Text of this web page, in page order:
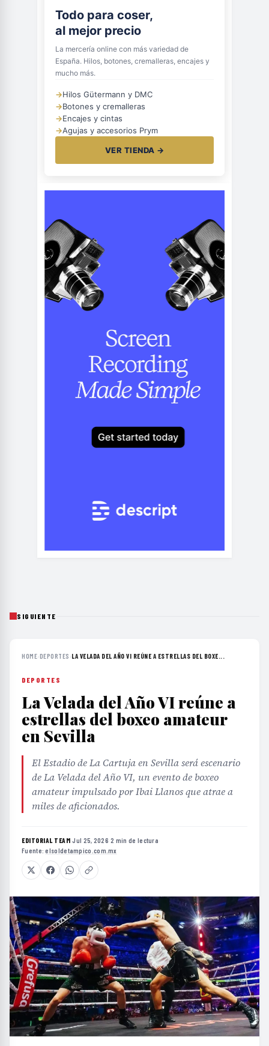
Todo para coser,
al mejor precio
La mercería online con más variedad de
España. Hilos, botones, cremalleras, encajes y
mucho más.
→Hilos Gütermann y DMC
→Botones y cremalleras
→Encajes y cintas
→Agujas y accesorios Prym
VER TIENDA →
SIGUIENTE
HOME›DEPORTES ›LA VELADA DEL AÑO VI REÚNE A ESTRELLAS DEL BOXE...
DEPORTES
La Velada del Año VI reúne a
estrellas del boxeo amateur
en Sevilla
El Estadio de La Cartuja en Sevilla será escenario
de La Velada del Año VI, un evento de boxeo
amateur impulsado por Ibai Llanos que atrae a
miles de aficionados.
EDITORIAL TEAM·Jul 25, 2026·2 min de lectura·
Fuente:elsoldetampico.com.mx